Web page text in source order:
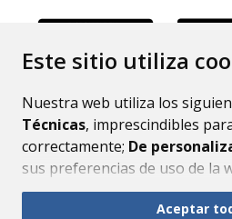
Este sitio utiliza
Nuestra web utiliza los
Técnicas, imprescindibles
correctamente; De
sus preferencias de uso de la
mejorar el funcionamiento de
Aceptar